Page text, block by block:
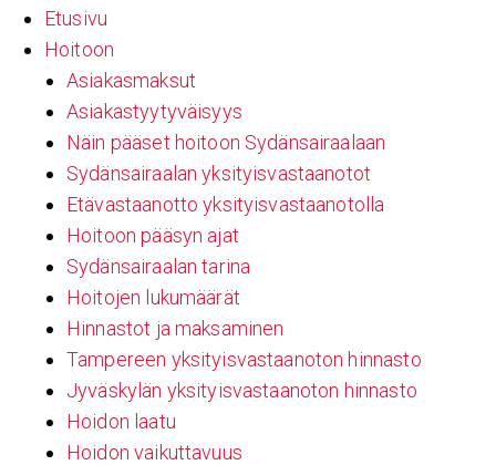
Etusivu
Hoitoon
Asiakasmaksut
Asiakastyytyväisyys
Näin pääset hoitoon Sydänsairaalaan
Sydänsairaalan yksityisvastaanotot
Etävastaanotto yksityisvastaanotolla
Hoitoon pääsyn ajat
Sydänsairaalan tarina
Hoitojen lukumäärät
Hinnastot ja maksaminen
Tampereen yksityisvastaanoton hinnasto
Jyväskylän yksityisvastaanoton hinnasto
Hoidon laatu
Hoidon vaikuttavuus